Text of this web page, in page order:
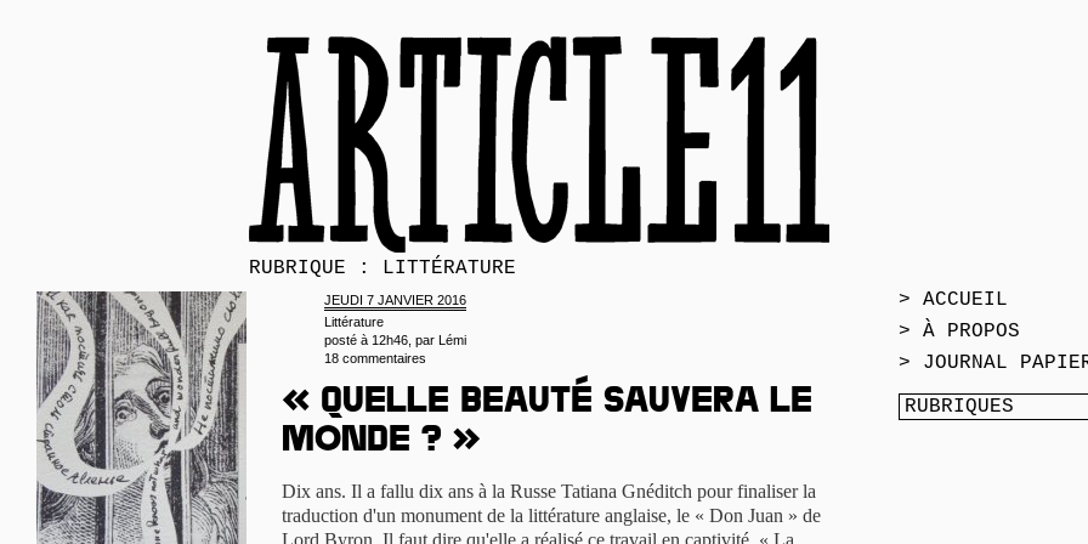
RUBRIQUE : LITTÉRATURE
JEUDI 7 JANVIER 2016
Littérature
posté à 12h46, par Lémi
18 commentaires
« Quelle beauté sauvera le
monde ? »
Dix ans. Il a fallu dix ans à la Russe Tatiana Gnéditch pour finaliser la
traduction d'un monument de la littérature anglaise, le « Don Juan » de
Lord Byron. Il faut dire qu'elle a réalisé ce travail en captivité. « La
> ACCUEIL
> À PROPOS
> JOURNAL